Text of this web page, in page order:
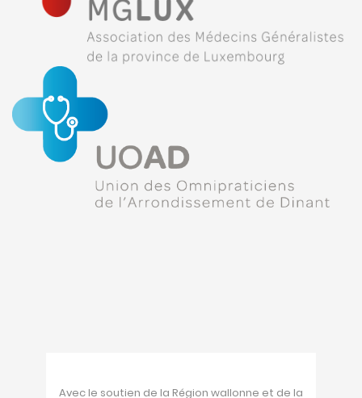
Avec le soutien de la Région wallonne et de la